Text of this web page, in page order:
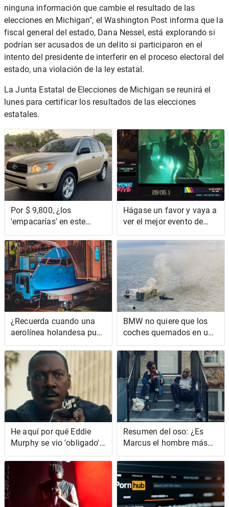
ninguna información que cambie el resultado de las
elecciones en Michigan", el Washington Post informa que la
fiscal general del estado, Dana Nessel, está explorando si
podrían ser acusados ​​de un delito si participaron en el
intento del presidente de interferir en el proceso electoral del
estado, una violación de la ley estatal.
La Junta Estatal de Elecciones de Michigan se reunirá el
lunes para certificar los resultados de las elecciones
estatales.
Por $ 9,800, ¿los
'empacarías' en este
Toyota RAV4 2008 de
siete plazas?
Hágase un favor y vaya a
ver el mejor evento de
speedrunning del año
¿Recuerda cuando una
aerolínea holandesa puso
440 ardillas en una
trituradora gigante?
BMW no quiere que los
coches quemados en un
portacoches salgan a la
venta
He aquí por qué Eddie
Murphy se vio 'obligado'
a cambiar su famosa risa
Resumen del oso: ¿Es
Marcus el hombre más
amable, suave y sincero
de Chicago?